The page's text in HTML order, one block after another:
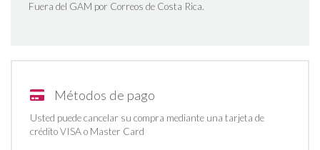
Fuera del GAM por Correos de Costa Rica.
Métodos de pago
Usted puede cancelar su compra mediante una tarjeta de
crédito VISA o Master Card